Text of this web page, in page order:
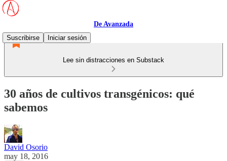
De Avanzada
Suscribirse
Iniciar sesión
Lee sin distracciones en Substack
30 años de cultivos transgénicos: qué
sabemos
David Osorio
may 18, 2016